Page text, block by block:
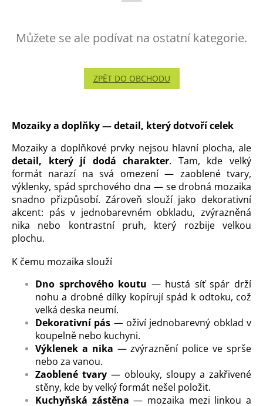
Můžete se ale podívat na ostatní kategorie.
ZPĚT DO OBCHODU
Mozaiky a doplňky — detail, který dotvoří celek
Mozaiky a doplňkové prvky nejsou hlavní plocha, ale
detail, který jí dodá charakter. Tam, kde velký
formát narazí na svá omezení — zaoblené tvary,
výklenky, spád sprchového dna — se drobná mozaika
snadno přizpůsobí. Zároveň slouží jako dekorativní
akcent: pás v jednobarevném obkladu, zvýrazněná
nika nebo kontrastní pruh, který rozbije velkou
plochu.
K čemu mozaika slouží
Dno sprchového koutu — hustá síť spár drží
nohu a drobné dílky kopírují spád k odtoku, což
velká deska neumí.
Dekorativní pás — oživí jednobarevný obklad v
koupelně nebo kuchyni.
Výklenek a nika — zvýraznění police ve sprše
nebo za vanou.
Zaoblené tvary — oblouky, sloupy a zakřivené
stěny, kde by velký formát nešel položit.
Kuchyňská zástěna — mozaika mezi linkou a